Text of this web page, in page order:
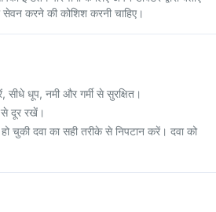
करने की कोशिश करनी चाहिए।
धूप, नमी और गर्मी से सुरक्षित।
से दूर रखें।
चुकी दवा का सही तरीके से निपटान करें। दवा को